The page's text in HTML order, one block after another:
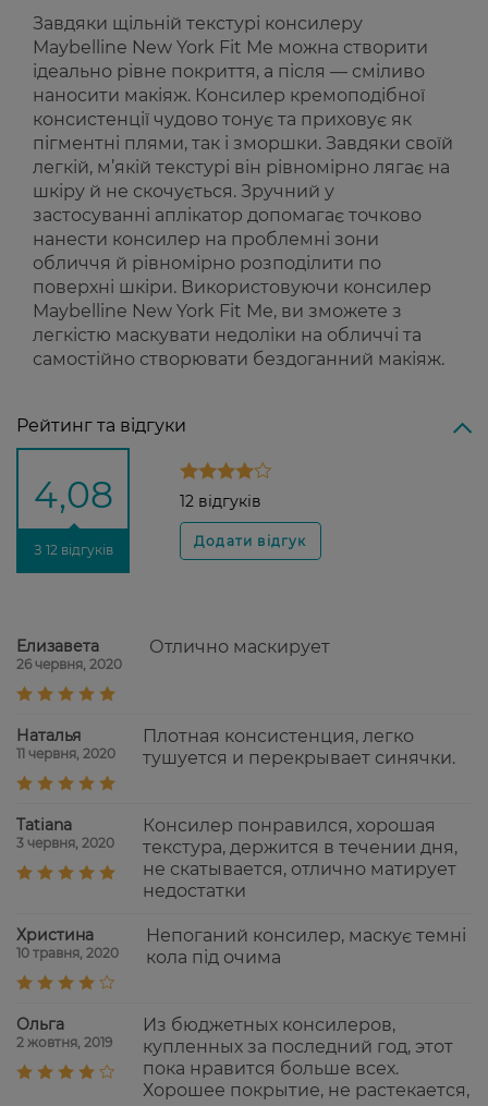
Завдяки щільній текстурі консилеру
Maybelline New York Fit Me можна створити
ідеально рівне покриття, а після — сміливо
наносити макіяж. Консилер кремоподібної
консистенції чудово тонує та приховує як
пігментні плями, так і зморшки. Завдяки своїй
легкій, м’якій текстурі він рівномірно лягає на
шкіру й не скочується. Зручний у
застосуванні аплікатор допомагає точково
нанести консилер на проблемні зони
обличчя й рівномірно розподілити по
поверхні шкіри. Використовуючи консилер
Maybelline New York Fit Me, ви зможете з
легкістю маскувати недоліки на обличчі та
самостійно створювати бездоганний макіяж.
Рейтинг та відгуки
4,08
З 12 відгуків
12 відгуків
Елизавета
26 червня, 2020
Отлично маскирует
Наталья
11 червня, 2020
Плотная консистенция, легко
тушуется и перекрывает синячки.
Tatiana
3 червня, 2020
Консилер понравился, хорошая
текстура, держится в течении дня,
не скатывается, отлично матирует
недостатки
Христина
10 травня, 2020
Непоганий консилер, маскує темні
кола під очима
Ольга
2 жовтня, 2019
Из бюджетных консилеров,
купленных за последний год, этот
пока нравится больше всех.
Хорошее покрытие, не растекается,